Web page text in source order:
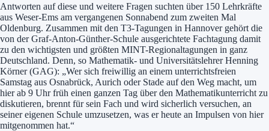
Antworten auf diese und weitere Fragen suchten über 150 Lehrkräfte
aus Weser-Ems am vergangenen Sonnabend zum zweiten Mal
Oldenburg. Zusammen mit den T3-Tagungen in Hannover gehört die
von der Graf-Anton-Günther-Schule ausgerichtete Fachtagung damit
zu den wichtigsten und größten MINT-Regionaltagungen in ganz
Deutschland. Denn, so Mathematik- und Universitätslehrer Henning
Körner (GAG): „Wer sich freiwillig an einem unterrichtsfreien
Samstag aus Osnabrück, Aurich oder Stade auf den Weg macht, um
hier ab 9 Uhr früh einen ganzen Tag über den Mathematikunterricht zu
diskutieren, brennt für sein Fach und wird sicherlich versuchen, an
seiner eigenen Schule umzusetzen, was er heute an Impulsen von hier
mitgenommen hat.“